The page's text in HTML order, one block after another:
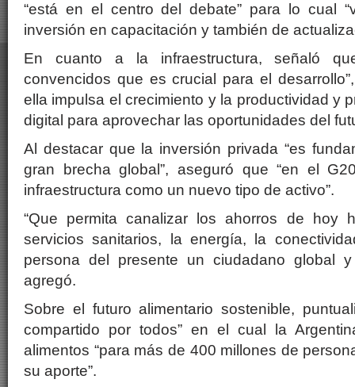
“está en el centro del debate” para lo cual
inversión en capacitación y también de
En cuanto a la infraestructura, señaló
convencidos que es crucial para el
ella impulsa el crecimiento y la productividad y
digital para aprovechar las oportunidades del
Al destacar que la inversión privada “es
gran brecha global”, aseguró que “en el
infraestructura como un nuevo tipo de activo”.
“Que permita canalizar los ahorros de hoy
servicios sanitarios, la energía, la
persona del presente un ciudadano global y
agregó.
Sobre el futuro alimentario sostenible,
compartido por todos” en el cual la
alimentos “para más de 400 millones de
su aporte”.